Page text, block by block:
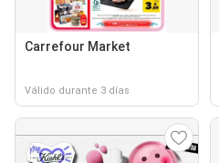
Carrefour Market
Válido durante 3 días